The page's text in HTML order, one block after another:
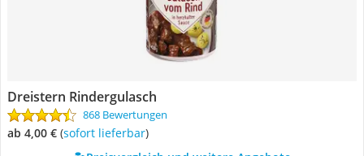
Dreistern Rindergulasch
868 Bewertungen
ab 4,00 € ( Sofort lieferbar)